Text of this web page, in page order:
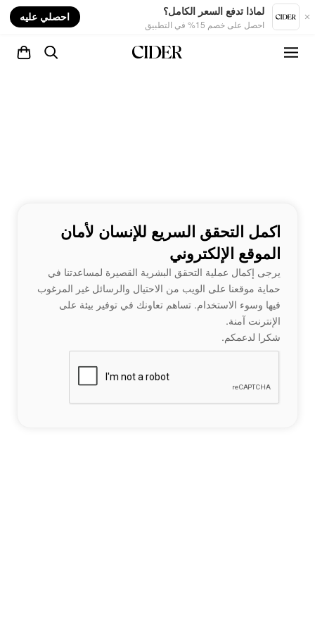
لماذا تدفع السعر الكامل؟
احصل على خصم 15% في التطبيق
احصلي عليه
اكمل التحقق السريع للإنسان لأمان
الموقع الإلكتروني
يرجى إكمال عملية التحقق البشرية القصيرة لمساعدتنا في
حماية موقعنا على الويب من الاحتيال والرسائل غير المرغوب
فيها وسوء الاستخدام. تساهم تعاونك في توفير بيئة على
الإنترنت آمنة.
شكرا لدعمكم.